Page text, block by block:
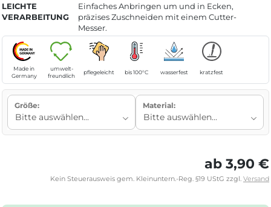
LEICHTE
VERARBEITUNG
Einfaches Anbringen um und in Ecken,
präzises Zuschneiden mit einem Cutter-
Messer.
Made in
Germany
umwelt-
freundlich
pflegeleicht bis 100°C wasserfest kratzfest
Größe: Material:
ab 3,90 €
Kein Steuerausweis gem. Kleinuntern.-Reg. §19 UStG zzgl. Versand